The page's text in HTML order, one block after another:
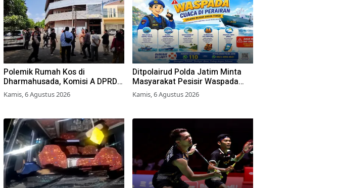
Polemik Rumah Kos di
Dharmahusada, Komisi A DPRD
Surabaya Desak Pemkot
Terbitkan Perwali Perda Hunian
Kamis, 6 Agustus 2026
Ditpolairud Polda Jatim Minta
Masyarakat Pesisir Waspada
Cuaca Ekstrem
Kamis, 6 Agustus 2026